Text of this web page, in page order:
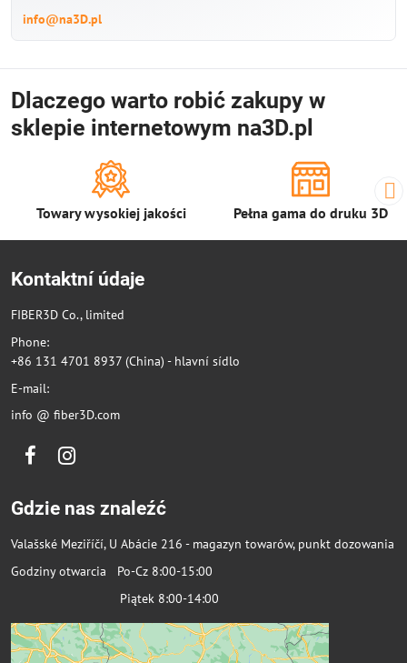
info@na3D.pl
Dlaczego warto robić zakupy w
sklepie internetowym na3D.pl
Towary wysokiej jakości Pełna gama do druku 3D
Kontaktní údaje
FIBER3D Co., limited
Phone:
+86 131 4701 8937 (China) - hlavní sídlo
E-mail:
info @ fiber3D.com
FacebookInstagram
Gdzie nas znaleźć
Valašské Meziříčí, U Abácie 216 - magazyn towarów, punkt dozowania
Godziny otwarcia Po-Cz 8:00-15:00
Piątek 8:00-14:00